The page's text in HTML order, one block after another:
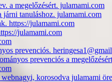
a megelőzésért. julamami.com
járni tanuláshoz. julamami.com
https://julamami.com
julamami.com
prevenciós.
prevenciós a
korosodva julamami